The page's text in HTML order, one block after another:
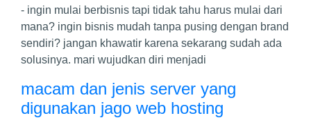
- ingin mulai berbisnis tapi tidak tahu harus mulai dari
mana? ingin bisnis mudah tanpa pusing dengan brand
sendiri? jangan khawatir karena sekarang sudah ada
solusinya. mari wujudkan diri menjadi
macam dan jenis server yang
digunakan jago web hosting